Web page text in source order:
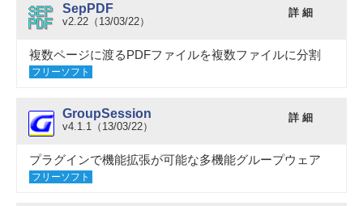
SepPDF
v2.22（13/03/22）
詳 細
複数ページに渡るPDFファイルを複数ファイルに分割
フリーソフト
GroupSession
v4.1.1（13/03/22）
詳 細
プラグインで機能拡張が可能な多機能グループウェア
フリーソフト